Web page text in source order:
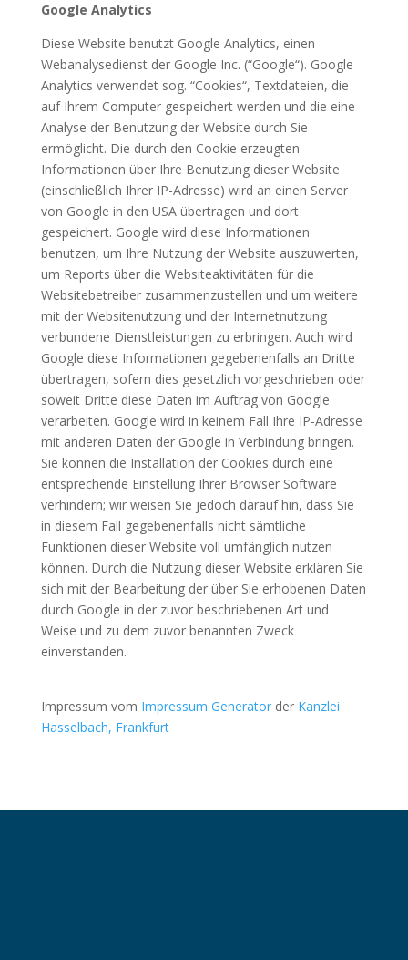
Google Analytics
Diese Website benutzt Google Analytics, einen
Webanalysedienst der Google Inc. (“Google“). Google
Analytics verwendet sog. “Cookies“, Textdateien, die
auf Ihrem Computer gespeichert werden und die eine
Analyse der Benutzung der Website durch Sie
ermöglicht. Die durch den Cookie erzeugten
Informationen über Ihre Benutzung dieser Website
(einschließlich Ihrer IP-Adresse) wird an einen Server
von Google in den USA übertragen und dort
gespeichert. Google wird diese Informationen
benutzen, um Ihre Nutzung der Website auszuwerten,
um Reports über die Websiteaktivitäten für die
Websitebetreiber zusammenzustellen und um weitere
mit der Websitenutzung und der Internetnutzung
verbundene Dienstleistungen zu erbringen. Auch wird
Google diese Informationen gegebenenfalls an Dritte
übertragen, sofern dies gesetzlich vorgeschrieben oder
soweit Dritte diese Daten im Auftrag von Google
verarbeiten. Google wird in keinem Fall Ihre IP-Adresse
mit anderen Daten der Google in Verbindung bringen.
Sie können die Installation der Cookies durch eine
entsprechende Einstellung Ihrer Browser Software
verhindern; wir weisen Sie jedoch darauf hin, dass Sie
in diesem Fall gegebenenfalls nicht sämtliche
Funktionen dieser Website voll umfänglich nutzen
können. Durch die Nutzung dieser Website erklären Sie
sich mit der Bearbeitung der über Sie erhobenen Daten
durch Google in der zuvor beschriebenen Art und
Weise und zu dem zuvor benannten Zweck
einverstanden.
Impressum vom Impressum Generator der Kanzlei
Hasselbach, Frankfurt